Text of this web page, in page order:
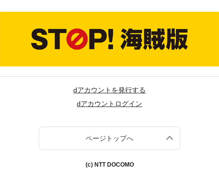
dアカウントを発行する
dアカウントログイン
ページトップへ
(c) NTT DOCOMO